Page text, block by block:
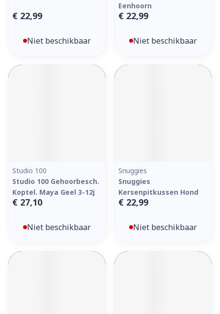
€ 22,99
Niet beschikbaar
Eenhoorn
€ 22,99
Niet beschikbaar
Studio 100
Studio 100 Gehoorbesch.
Koptel. Maya Geel 3-12j
€ 27,10
Niet beschikbaar
Snuggies
Snuggies
Kersenpitkussen Hond
€ 22,99
Niet beschikbaar